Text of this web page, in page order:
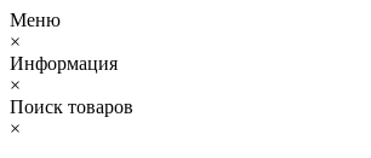
Меню
×
Информация
×
Поиск товаров
×